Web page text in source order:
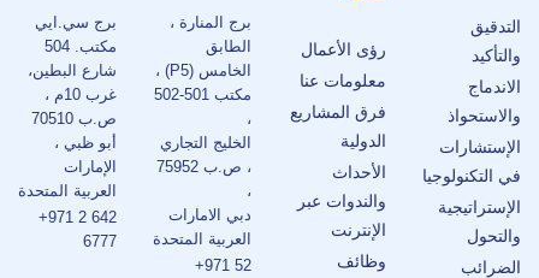
التدقيق
والتأكيد
الاندماج
والاستحواذ
الإستشارات
في التكنولوجيا
الإستراتيجية
والتحول
الضرائب
رؤى الأعمال
معلومات عنا
فرق المشاريع
الدولية
الأحداث
والندوات عبر
الإنترنت
وظائف
برج المنارة ،
الطابق
الخامس (P5) ،
مكتب 501-502
،
الخليج التجاري
، ص.ب 75952
،
دبي الامارات
العربية المتحدة
+971 52
برج سي.ايي
مكتب. 504
شارع البطين،
غرب 10م ،
ص.ب 70510
أبو ظبي ،
الإمارات
العربية المتحدة
+971 2 642
6777